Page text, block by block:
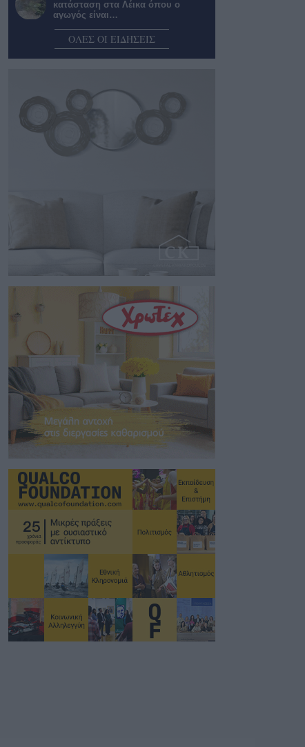
κατάσταση στα Λέικα όπου ο
αγωγός είναι…
05/08/2026 20:02
Σύλλογος Οικοτρόφων Φοιτητικής
Εστίας Καλαμάτας: Ζητούν
Βασίλης Μυλωνάς: «Ευελπιστούμε
πως θα φτάσουμε να έχουμε
παίκτες Καλαματιανούς,…
ΟΛΕΣ ΟΙ ΕΙΔΗΣΕΙΣ